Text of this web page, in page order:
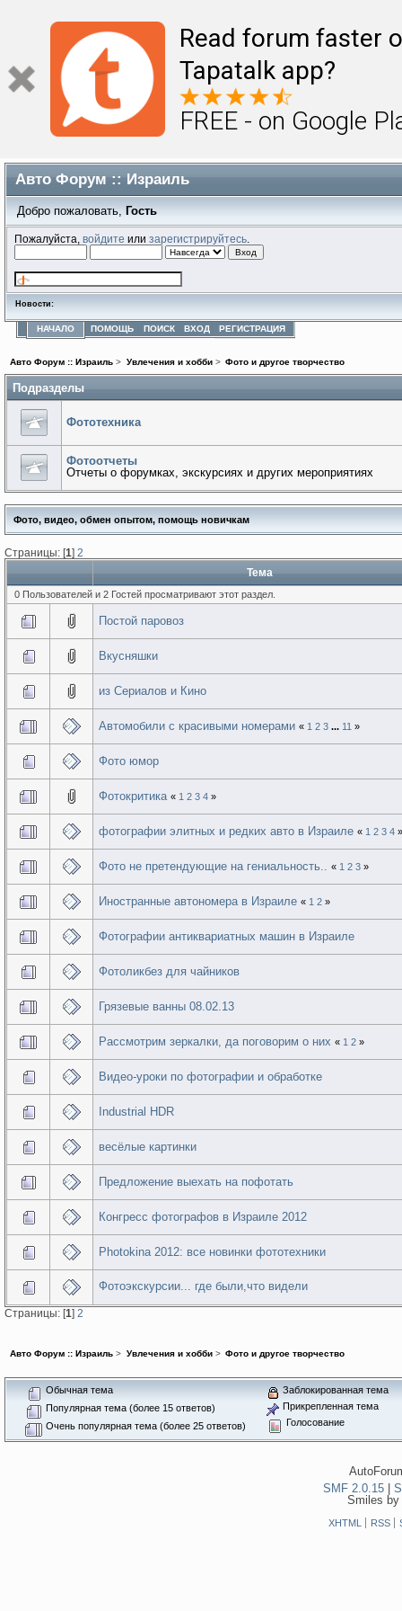
Read forum faster
Tapatalk app?
FREE - on Google
Авто Форум :: Израиль
Добро пожаловать, Гость
Пожалуйста,войдите илизарегистрируйтесь
Новости:
НАЧАЛО ПОМОЩЬ ПОИСК ВХОД РЕГИСТРАЦИЯ
Авто Форум :: Израиль > Увлечения и хобби> Фото и другое творчество
Подразделы
Фототехника
Фотоотчеты
Отчеты о форумках, экскурсиях и других мероприятиях
Фото, видео, обмен опытом, помощь новичкам
Страницы: [1] 2
Тема
0 Пользователей и 2 Гостей просматривают этот раздел.
Постой паровоз
Вкусняшки
из Сериалов и Кино
Автомобили с красивыми номерами « 1 2 3 ... 11 »
Фото юмор
Фотокритика « 1 2 3 4 »
фотографии элитных и редких авто в Израиле « 1 2 3 4
Фото не претендующие на гениальность.. « 1 2 3 »
Иностранные автономера в Израиле « 1 2 »
Фотографии антиквариатных машин в Израиле
Фотоликбез для чайников
Грязевые ванны 08.02.13
Рассмотрим зеркалки, да поговорим о них « 1 2 »
Видео-уроки по фотографии и обработке
Industrial HDR
весёлые картинки
Предложение выехать на пофотать
Конгресс фотографов в Израиле 2012
Photokina 2012: все новинки фототехники
Фотоэкскурсии... где были,что видели
Страницы: [1] 2
Авто Форум :: Израиль > Увлечения и хобби> Фото и другое творчество
Обычная тема
Популярная тема (более 15 ответов)
Очень популярная тема (более 25 ответов)
Заблокированная тема
Прикрепленная тема
Голосование
SMF 2.0.15
Smiles
XHTML RSS